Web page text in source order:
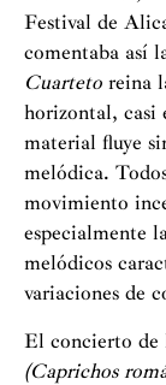
Festival de
comentaba así
Cuarteto reina
horizontal, casi
material fluye
melódica.
movimiento
especialmente
melódicos
variaciones de
El concierto de
(Caprichos